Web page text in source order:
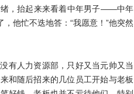
绪，抬起来来看着中年男子——中年
他忙不迭地答：“我愿意！”他突然
有人力资源部，只好又当元帅又当
和随后招来的几位员工开始与老板